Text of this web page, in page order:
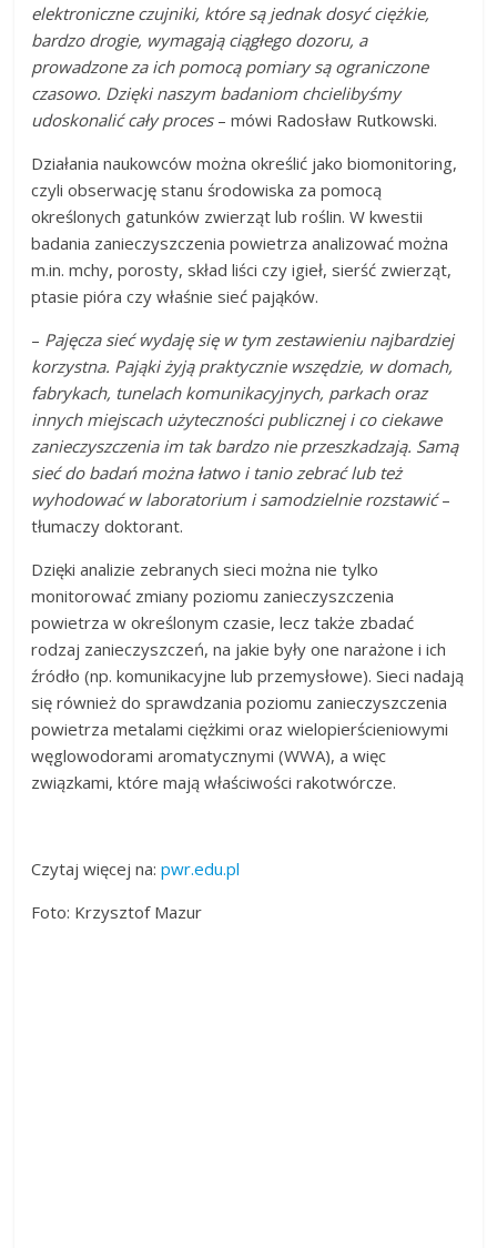
elektroniczne czujniki, które są jednak dosyć ciężkie,
bardzo drogie, wymagają ciągłego dozoru, a
prowadzone za ich pomocą pomiary są ograniczone
czasowo. Dzięki naszym badaniom chcielibyśmy
udoskonalić cały proces– mówi Radosław Rutkowski.
Działania naukowców można określić jako biomonitoring,
czyli obserwację stanu środowiska za pomocą
określonych gatunków zwierząt lub roślin. W kwestii
badania zanieczyszczenia powietrza analizować można
m.in. mchy, porosty, skład liści czy igieł, sierść zwierząt,
ptasie pióra czy właśnie sieć pająków.
– Pajęcza sieć wydaję się w tym zestawieniu najbardziej
korzystna. Pająki żyją praktycznie wszędzie, w domach,
fabrykach, tunelach komunikacyjnych, parkach oraz
innych miejscach użyteczności publicznej i co ciekawe
zanieczyszczenia im tak bardzo nie przeszkadzają. Samą
sieć do badań można łatwo i tanio zebrać lub też
wyhodować w laboratorium i samodzielnie rozstawić–
tłumaczy doktorant.
Dzięki analizie zebranych sieci można nie tylko
monitorować zmiany poziomu zanieczyszczenia
powietrza w określonym czasie, lecz także zbadać
rodzaj zanieczyszczeń, na jakie były one narażone i ich
źródło (np. komunikacyjne lub przemysłowe). Sieci nadają
się również do sprawdzania poziomu zanieczyszczenia
powietrza metalami ciężkimi oraz wielopierścieniowymi
węglowodorami aromatycznymi (WWA), a więc
związkami, które mają właściwości rakotwórcze.
Czytaj więcej na:pwr.edu.pl
Foto: Krzysztof Mazur